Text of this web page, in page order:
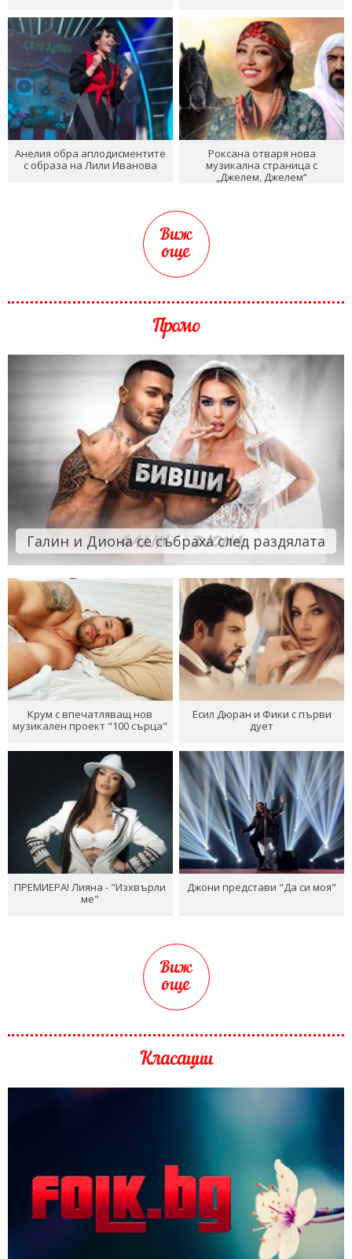
Анелия обра аплодисментите
с образа на Лили Иванова
Роксана отваря нова
музикална страница с
„Джелем, Джелем“
Виж
още
Промо
Галин и Диона се събраха след раздялата
Крум с впечатляващ нов
музикален проект "100 сърца"
Есил Дюран и Фики с първи
дует
ПРЕМИЕРА! Лияна - "Изхвърли
ме"
Джони представи "Да си моя"
Виж
още
Класации